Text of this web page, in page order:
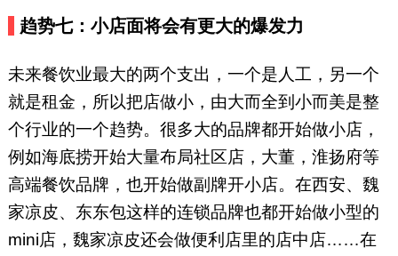
趋势七：小店面将会有更大的爆发力
未来餐饮业最大的两个支出，一个是人工，另一个
就是租金，所以把店做小，由大而全到小而美是整
个行业的一个趋势。很多大的品牌都开始做小店，
例如海底捞开始大量布局社区店，大董，淮扬府等
高端餐饮品牌，也开始做副牌开小店。在西安、魏
家凉皮、东东包这样的连锁品牌也都开始做小型的
mini店，魏家凉皮还会做便利店里的店中店……在